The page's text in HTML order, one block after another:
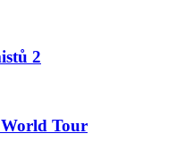
2
Tour